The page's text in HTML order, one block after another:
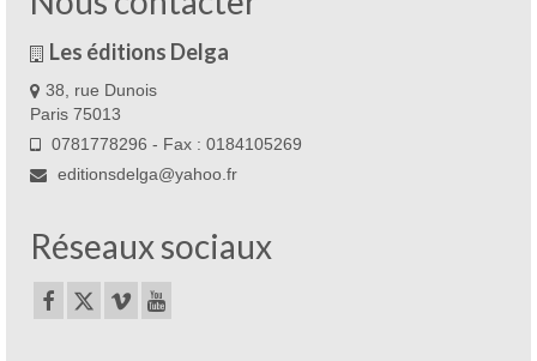
Les éditions Delga
38, rue Dunois
Paris 75013
0781778296 - Fax : 0184105269
editionsdelga@yahoo.fr
Réseaux sociaux